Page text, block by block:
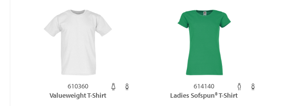
610360
Valueweight T-Shirt
614140
Ladies Sofspun® T-Shirt